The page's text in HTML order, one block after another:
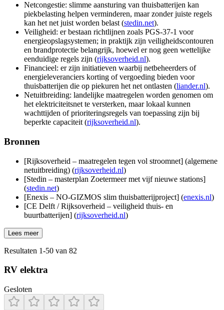
Netcongestie: slimme aansturing van thuisbatterijen kan
piekbelasting helpen verminderen, maar zonder juiste regels
kan het net juist worden belast (stedin.net).
Veiligheid: er bestaan richtlijnen zoals PGS‑37‑1 voor
energieopslagsystemen; in praktijk zijn veiligheidscontouren
en brandprotectie belangrijk, hoewel er nog geen wettelijke
eenduidige regels zijn (rijksoverheid.nl).
Financieel: er zijn initiatieven waarbij netbeheerders of
energieleveranciers korting of vergoeding bieden voor
thuisbatterijen die op piekuren het net ontlasten (liander.nl).
Netuitbreiding: landelijke maatregelen worden genomen om
het elektriciteitsnet te versterken, maar lokaal kunnen
wachttijden of prioriteringsregels van toepassing zijn bij
beperkte capaciteit (rijksoverheid.nl).
Bronnen
[Rijksoverheid – maatregelen tegen vol stroomnet] (algemene
netuitbreiding) (rijksoverheid.nl)
[Stedin – masterplan Zoetermeer met vijf nieuwe stations]
(stedin.net)
[Enexis – NO‑GIZMOS slim thuisbatterijproject] (enexis.nl)
[CE Delft / Rijksoverheid – veiligheid thuis‑ en
buurtbatterijen] (rijksoverheid.nl)
Lees meer
Resultaten 1-50 van 82
RV elektra
Gesloten